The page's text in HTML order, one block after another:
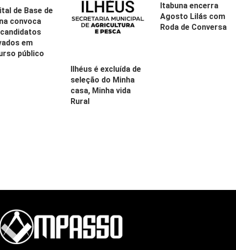
de Base de
convoca
em
público
Ilhéus é excluída de
seleção do Minha
casa, Minha vida
Rural
Itabuna encerra
Agosto Lilás com
Roda de Conversa